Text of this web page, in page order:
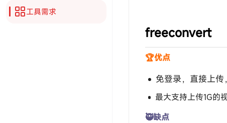
工具需求
‎‎‎‎‎‎‎ㅤfreeconvert
🏆优点
免登录，直接上
最大支持上传1G的
🥷缺点